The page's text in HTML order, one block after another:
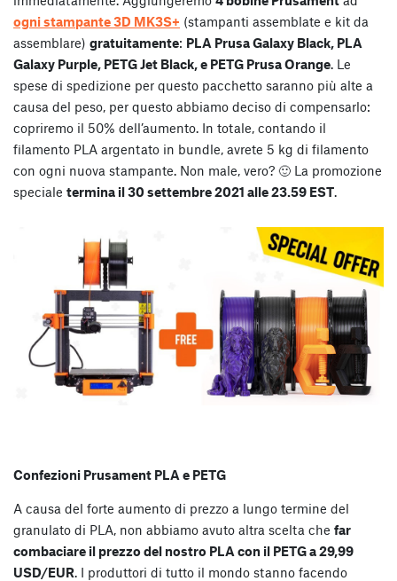
ogni stampante 3D MK3S+ (stampanti assemblate e kit da
assemblare) gratuitamente: PLA Prusa Galaxy Black, PLA
Galaxy Purple, PETG Jet Black, e PETG Prusa Orange. Le
spese di spedizione per questo pacchetto saranno più alte a
causa del peso, per questo abbiamo deciso di compensarlo:
copriremo il 50% dell’aumento. In totale, contando il
filamento PLA argentato in bundle, avrete 5 kg di filamento
con ogni nuova stampante. Non male, vero? 🙂 La promozione
speciale termina il 30 settembre 2021 alle 23.59 EST.
Confezioni Prusament PLA e PETG
A causa del forte aumento di prezzo a lungo termine del
granulato di PLA, non abbiamo avuto altra scelta che far
combaciare il prezzo del nostro PLA con il PETG a 29,99
USD/EUR. I produttori di tutto il mondo stanno facendo